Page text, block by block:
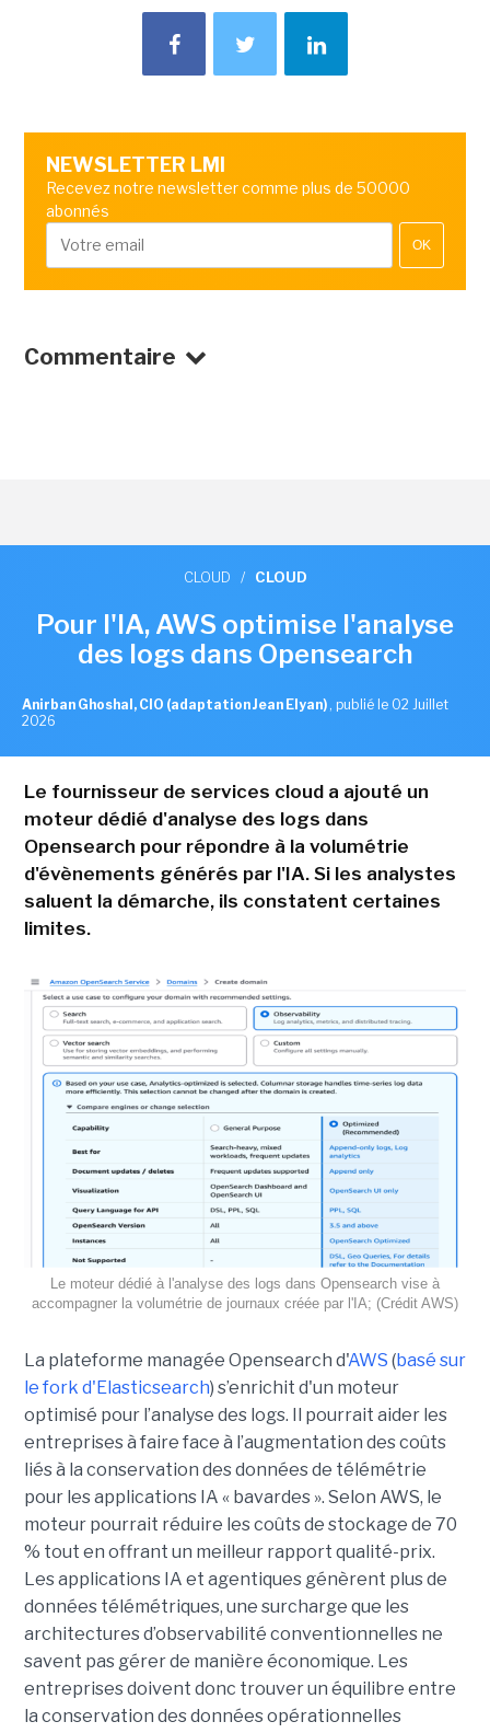
NEWSLETTER LMI
Recevez notre newsletter comme plus de 50000
abonnés
OK
Commentaire
CLOUD / CLOUD
Pour l'IA, AWS optimise l'analyse
des logs dans Opensearch
Anirban Ghoshal, CIO (adaptation Jean Elyan) , publié le 02 Juillet
2026
Le fournisseur de services cloud a ajouté un
moteur dédié d'analyse des logs dans
Opensearch pour répondre à la volumétrie
d'évènements générés par l'IA. Si les analystes
saluent la démarche, ils constatent certaines
limites.
Le moteur dédié à l'analyse des logs dans Opensearch vise à
accompagner la volumétrie de journaux créée par l'IA; (Crédit AWS)
La plateforme managée Opensearch d'AWS (basé sur
le fork d'Elasticsearch) s’enrichit d'un moteur
optimisé pour l’analyse des logs. Il pourrait aider les
entreprises à faire face à l’augmentation des coûts
liés à la conservation des données de télémétrie
pour les applications IA « bavardes ». Selon AWS, le
moteur pourrait réduire les coûts de stockage de 70
% tout en offrant un meilleur rapport qualité-prix.
Les applications IA et agentiques génèrent plus de
données télémétriques, une surcharge que les
architectures d’observabilité conventionnelles ne
savent pas gérer de manière économique. Les
entreprises doivent donc trouver un équilibre entre
la conservation des données opérationnelles